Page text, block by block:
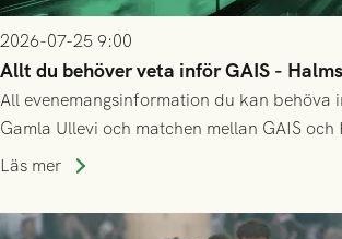
2026-07-25 9:00
Allt du behöver veta inför GAIS -
All evenemangsinformation du kan behöva
Gamla Ullevi och matchen mellan GAIS och
Allsvenskan! Avspark kl 16.30 på söndag
Läs mer